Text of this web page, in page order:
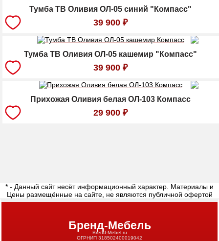
Тумба ТВ Оливия ОЛ-05 синий "Компасс"
39 900 ₽
Тумба ТВ Оливия ОЛ-05 кашемир "Компасс"
39 900 ₽
Прихожая Оливия белая ОЛ-103 Компасс
29 900 ₽
* - Данный сайт несёт информационный характер. Материалы и
Цены размещённые на сайте, не являются публичной офертой
Бренд-Мебель
Brend-Mebel.ru
ОГРНИП 318502400019042